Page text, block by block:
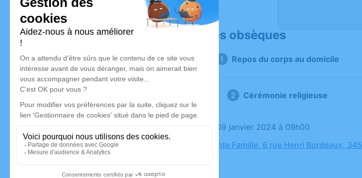
Déroulé des obsèques
Repos du corps au domicile
Cérémonie religieuse
Le mardi 09 janvier 2024 à 09h00
Église Sainte Famille, 6 rue Henri Bordeaux,